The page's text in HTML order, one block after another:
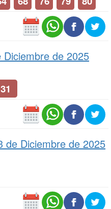
Diciembre de 2025
31
de Diciembre de 2025